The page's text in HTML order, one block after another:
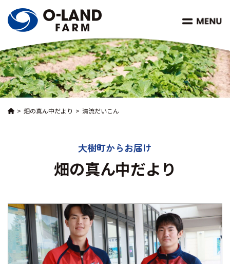
畑の真ん中だより 清流だいこん
大樹町からお届け
畑の真ん中だより